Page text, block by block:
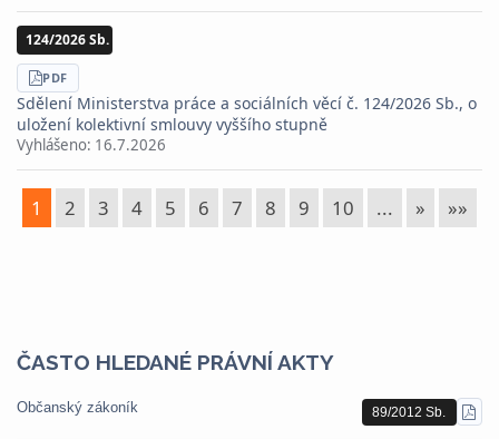
124/2026 Sb.
STÁHNOUT
PDF
Sdělení Ministerstva práce a sociálních věcí č. 124/2026 Sb., o
uložení kolektivní smlouvy vyššího stupně
Vyhlášeno: 16.7.2026
1 2 3 4 5 6 7 8 9 10 ... » »»
ČASTO HLEDANÉ PRÁVNÍ AKTY
Občanský zákoník 89/2012 Sb.
PDF